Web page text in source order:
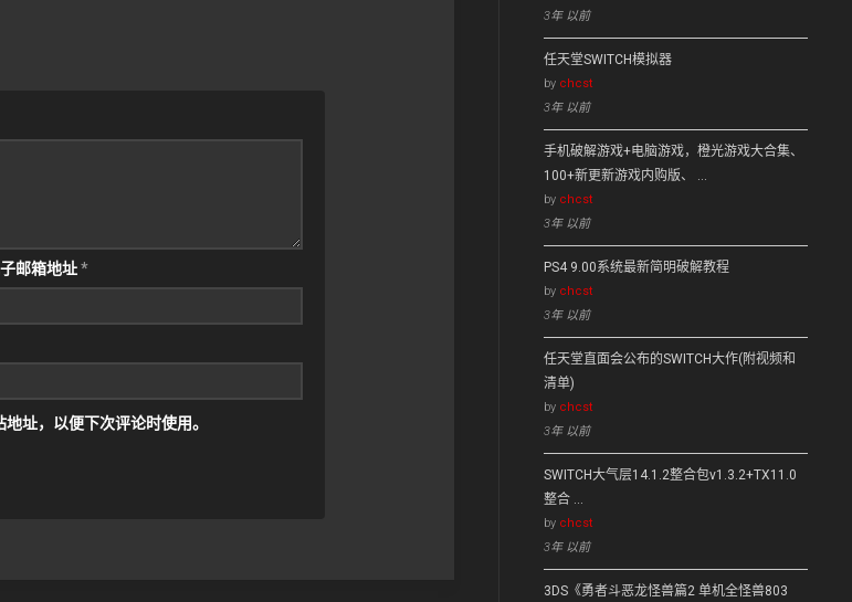
3年 以前
任天堂SWITCH模拟器
by chcst
3年 以前
手机破解游戏+电脑游戏，橙光游戏大合集、
100+新更新游戏内购版、 …
by chcst
3年 以前
PS4 9.00系统最新简明破解教程
by chcst
3年 以前
任天堂直面会公布的SWITCH大作(附视频和
清单)
by chcst
3年 以前
SWITCH大气层14.1.2整合包v1.3.2+TX11.0
整合 …
by chcst
3年 以前
3DS《勇者斗恶龙怪兽篇2 单机全怪兽803
邮箱地址*
址，以便下次评论时使用。